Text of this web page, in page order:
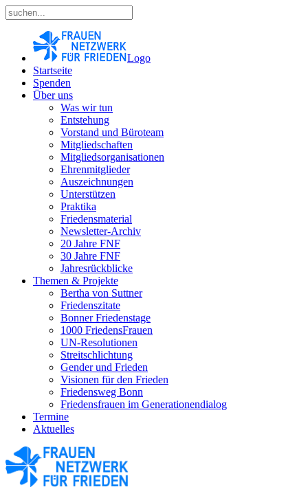
Logo
Startseite
Spenden
Über uns
Was wir tun
Entstehung
Vorstand und Büroteam
Mitgliedschaften
Mitgliedsorganisationen
Ehrenmitglieder
Auszeichnungen
Unterstützen
Praktika
Friedensmaterial
Newsletter-Archiv
20 Jahre FNF
30 Jahre FNF
Jahresrückblicke
Themen & Projekte
Bertha von Suttner
Friedenszitate
Bonner Friedenstage
1000 FriedensFrauen
UN-Resolutionen
Streitschlichtung
Gender und Frieden
Visionen für den Frieden
Friedensweg Bonn
Friedensfrauen im Generationendialog
Termine
Aktuelles